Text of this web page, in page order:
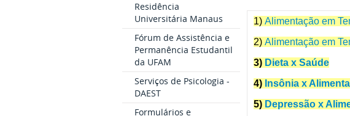
Residência
Universitária Manaus
Fórum de Assistência e
Permanência Estudantil
da UFAM
Serviços de Psicologia -
DAEST
Formulários e
1) Alimentação em
2) Alimentação em
3) Dieta x Saúde
4) Insônia x
5) Depressão x